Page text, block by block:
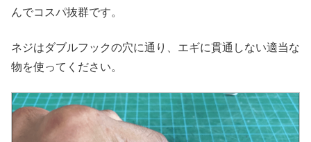
んでコスパ抜群です。
ネジはダブルフックの穴に通り、エギに貫通しない適当な
物を使ってください。